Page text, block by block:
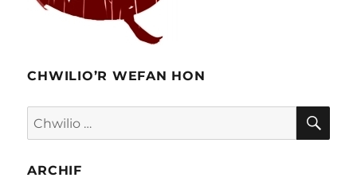
CHWILIO’R WEFAN HON
Chwilio
am:
ARCHIF